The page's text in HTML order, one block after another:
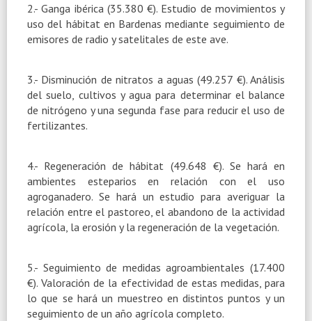
2.- Ganga ibérica (35.380 €). Estudio de movimientos y
uso del hábitat en Bardenas mediante seguimiento de
emisores de radio y satelitales de este ave.
3.- Disminución de nitratos a aguas (49.257 €). Análisis
del suelo, cultivos y agua para determinar el balance
de nitrógeno y una segunda fase para reducir el uso de
fertilizantes.
4.- Regeneración de hábitat (49.648 €). Se hará en
ambientes esteparios en relación con el uso
agroganadero. Se hará un estudio para averiguar la
relación entre el pastoreo, el abandono de la actividad
agrícola, la erosión y la regeneración de la vegetación.
5.- Seguimiento de medidas agroambientales (17.400
€). Valoración de la efectividad de estas medidas, para
lo que se hará un muestreo en distintos puntos y un
seguimiento de un año agrícola completo.